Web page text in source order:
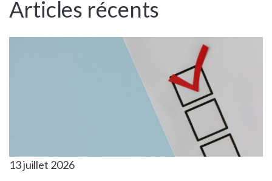
Articles récents
13 juillet 2026